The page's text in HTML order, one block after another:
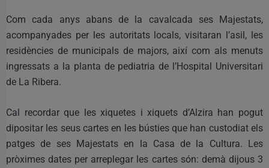
Com cada anys abans de la cavalcada ses Majestats,
acompanyades per les autoritats locals, visitaran l’asil, les
residències de municipals de majors, així com als menuts
ingressats a la planta de pediatria de l’Hospital Universitari
de La Ribera.
Cal recordar que les xiquetes i xiquets d’Alzira han pogut
dipositar les seus cartes en les bústies que han custodiat els
patges de ses Majestats en la Casa de la Cultura. Les
pròximes dates per arreplegar les cartes són: demà dijous 3